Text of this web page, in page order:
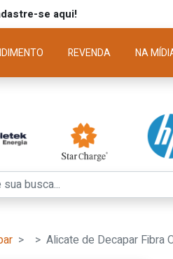
se aqui!
REVENDA NA
Alicate de Decapar Fibra